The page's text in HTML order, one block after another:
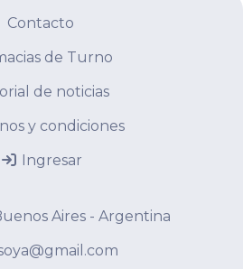
Contacto
de Turno
de noticias
y condiciones
Ingresar
Aires - Argentina